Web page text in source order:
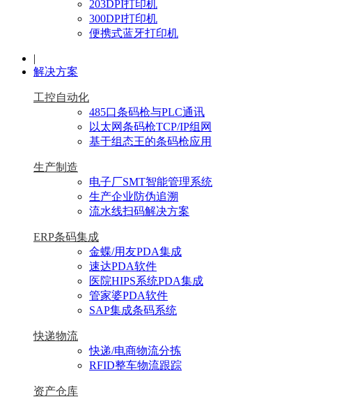
203DPI打印机
300DPI打印机
便携式蓝牙打印机
|
解决方案
工控自动化
485口条码枪与PLC通讯
以太网条码枪TCP/IP组网
基于组态王的条码枪应用
生产制造
电子厂SMT智能管理系统
生产企业防伪追溯
流水线扫码解决方案
ERP条码集成
金蝶/用友PDA集成
速达PDA软件
医院HIPS系统PDA集成
管家婆PDA软件
SAP集成条码系统
快递物流
快递/电商物流分拣
RFID整车物流跟踪
资产仓库